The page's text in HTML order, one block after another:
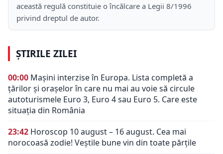
această regulă constituie o încălcare a Legii 8/1996
privind dreptul de autor.
ȘTIRILE ZILEI
00:00 Mașini interzise în Europa. Lista completă a
țărilor și orașelor în care nu mai au voie să circule
autoturismele Euro 3, Euro 4 sau Euro 5. Care este
situația din România
23:42 Horoscop 10 august – 16 august. Cea mai
norocoasă zodie! Veștile bune vin din toate părțile